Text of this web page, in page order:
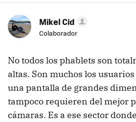
Mikel Cid
Colaborador
No todos los phablets son
altas. Son muchos los
una pantalla de grandes
tampoco requieren del mejor
cámaras. Es a ese sector